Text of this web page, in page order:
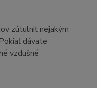
zútulniť nejakým
dávate
vzdušné